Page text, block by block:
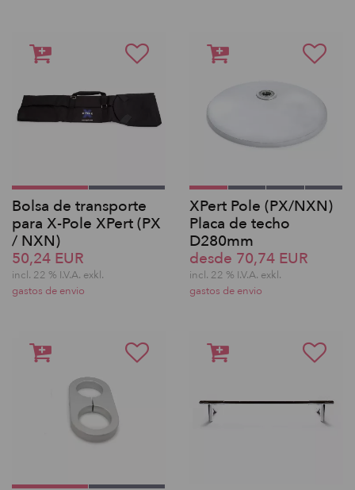
Bolsa de transporte
para X-Pole XPert (PX
/ NXN)
50,24 EUR
incl. 22 % I.V.A. exkl.
gastos de envio
XPert Pole (PX/NXN)
Placa de techo
D280mm
desde 70,74 EUR
incl. 22 % I.V.A. exkl.
gastos de envio